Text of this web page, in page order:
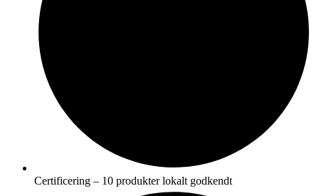
Certificering – 10 produkter lokalt godkendt